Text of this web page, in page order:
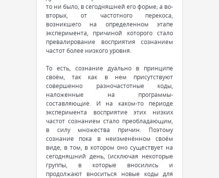
то ни было, в сегодняшней его форме; а во-
вторых, от частотного перекоса,
возникшего на определенном этапе
эксперимента, причиной которого стало
превалирование восприятия сознанием
частот более низкого уровня.
То есть, сознание дуально в принципе
своём, так как в нем присутствуют
совершенно разночастотные коды,
наложенные на программы-
составляющие. И на каком-то периоде
эксперимента восприятие этих низких
частот сознанием стало преобладающим,
в силу множества причин. Поэтому
сознание пока в неизменённом своём
виде, в том, в котором оно существует на
сегодняшний день, (исключая некоторые
группы, в которые вносились и
продолжают вноситься новые коды для